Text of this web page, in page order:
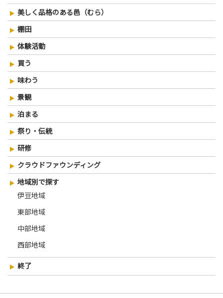
美しく品格のある邑（むら）
棚田
体験活動
買う
味わう
景観
泊まる
祭り・伝統
研修
クラウドファウンディング
地域別で探す
伊豆地域
東部地域
中部地域
西部地域
終了